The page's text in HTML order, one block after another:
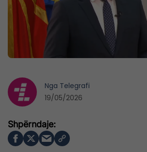
Nga Telegrafi
19/05/2026